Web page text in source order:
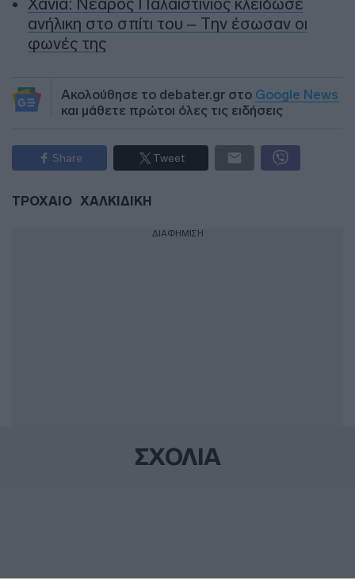
Χανιά: Νεαρός Παλαιστίνιος κλείδωσε
ανήλικη στο σπίτι του – Την έσωσαν οι
φωνές της
Ακολούθησε το debater.gr στο Google News
και μάθετε πρώτοι όλες τις ειδήσεις
Share Tweet
ΤΡΟΧΑΙΟ ΧΑΛΚΙΔΙΚΗ
ΔΙΑΦΗΜΙΣΗ
ΣΧΟΛΙΑ